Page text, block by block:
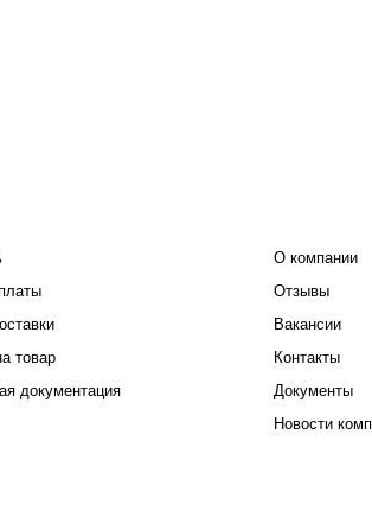
товар
документация
О компании
Отзывы
Вакансии
Контакты
Документы
Новости